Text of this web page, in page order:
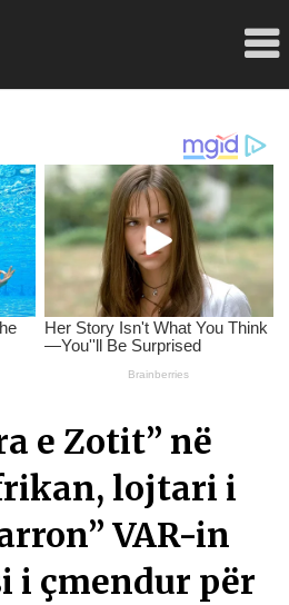
e Zotit” në
lojtari i
VAR-in
i çmendur për